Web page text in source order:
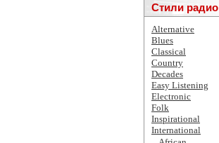
Стили радио
Alternative
Blues
Classical
Country
Decades
Easy Listening
Electronic
Folk
Inspirational
International